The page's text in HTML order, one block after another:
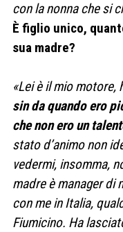
con la nonna che si
È figlio unico,
sua madre?
«Lei è il mio motore,
sin da quando ero
che non ero un
stato d’animo non
vedermi, insomma,
madre è manager di
con me in Italia,
Fiumicino. Ha